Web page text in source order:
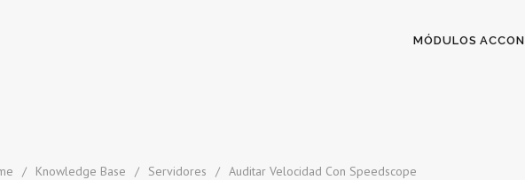
MÓDULOS ACCON
/ Knowledge Base / Servidores / Auditar Velocidad Con Speedscope